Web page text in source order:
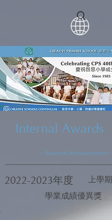
Internal Awards
2022-2023年度 上學期
學業成績優異獎